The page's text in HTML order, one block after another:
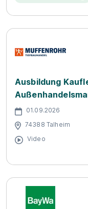
Ausbildung
01.09.2026
74388 Talheim
Video